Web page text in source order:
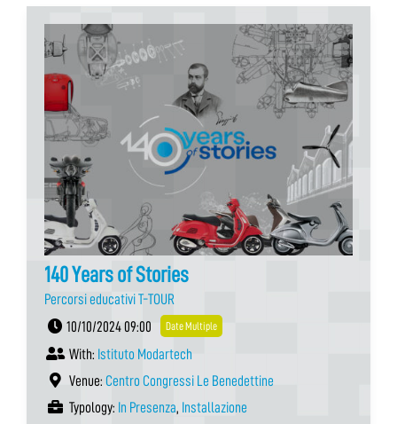
140 Years of Stories
Percorsi educativi T-TOUR
10/10/2024 09:00
Date Multiple
With: Istituto Modartech
Venue: Centro Congressi Le Benedettine
Typology: In Presenza, Installazione